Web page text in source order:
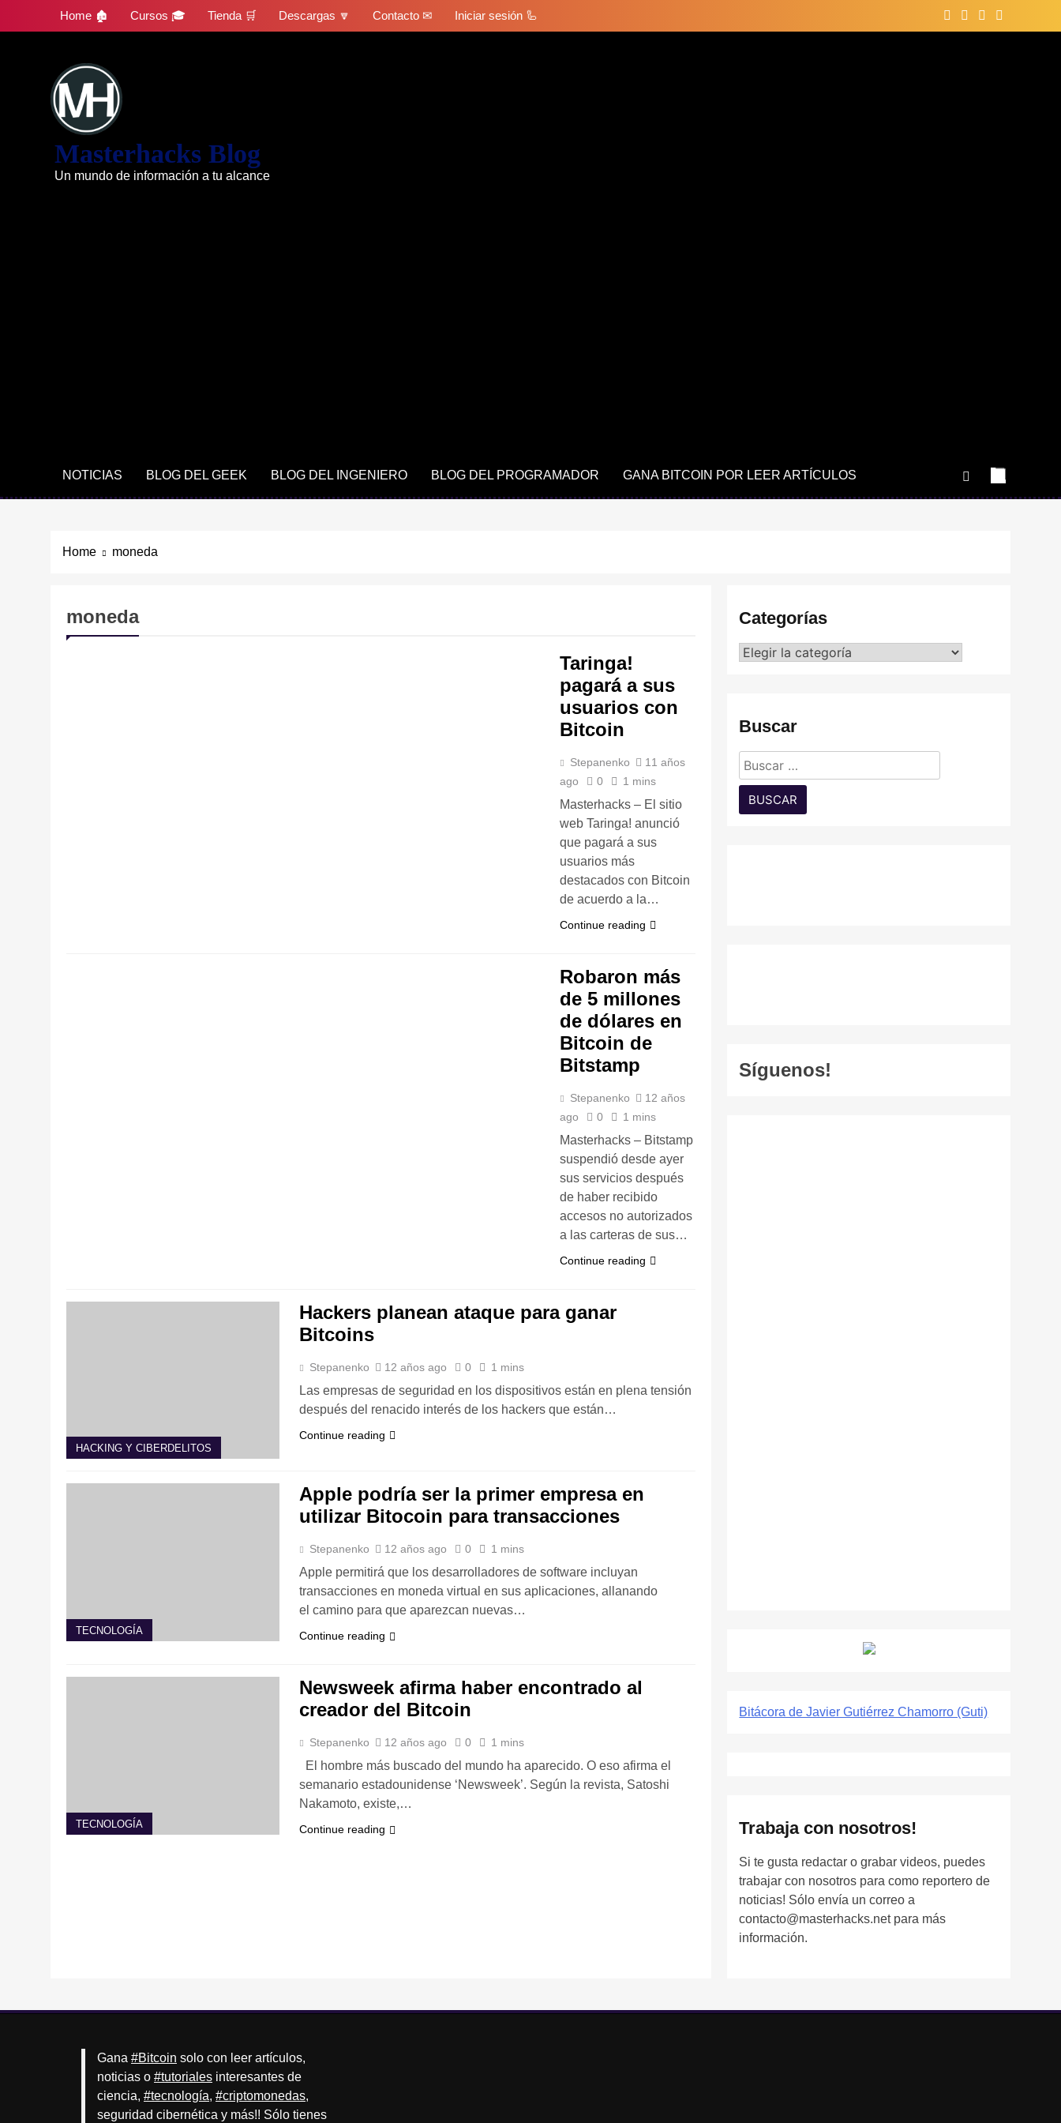
Home 🏚 Cursos 🎓 Tienda 🛒 Descargas 🔽 Contacto ✉ Iniciar sesión 🦾
Masterhacks Blog
Un mundo de información a tu alcance
NOTICIAS BLOG DEL GEEK BLOG DEL INGENIERO BLOG DEL PROGRAMADOR GANA BITCOIN POR LEER ARTÍCULOS
Home moneda
moneda
Taringa!
pagará a sus
usuarios con
Bitcoin
Stepanenko
11 años
ago
0 1 mins
Masterhacks – El sitio
web Taringa! anunció
que pagará a sus
usuarios más
destacados con Bitcoin
de acuerdo a la…
Continue reading
Robaron más
de 5 millones
de dólares en
Bitcoin de
Bitstamp
Stepanenko
12 años
ago
0 1 mins
Masterhacks – Bitstamp
suspendió desde ayer
sus servicios después
de haber recibido
accesos no autorizados
a las carteras de sus…
Continue reading
HACKING Y CIBERDELITOS
Hackers planean ataque para ganar
Bitcoins
Stepanenko 12 años ago 0 1 mins
Las empresas de seguridad en los dispositivos están en plena tensión
después del renacido interés de los hackers que están…
Continue reading
TECNOLOGÍA
Apple podría ser la primer empresa en
utilizar Bitocoin para transacciones
Stepanenko 12 años ago 0 1 mins
Apple permitirá que los desarrolladores de software incluyan
transacciones en moneda virtual en sus aplicaciones, allanando
el camino para que aparezcan nuevas…
Continue reading
TECNOLOGÍA
Newsweek afirma haber encontrado al
creador del Bitcoin
Stepanenko 12 años ago 0 1 mins
El hombre más buscado del mundo ha aparecido. O eso afirma el
semanario estadounidense ‘Newsweek’. Según la revista, Satoshi
Nakamoto, existe,…
Continue reading
Categorías
Categorías
Buscar
Buscar:
Síguenos!
Bitácora de Javier Gutiérrez Chamorro (Guti)
Trabaja con nosotros!
Si te gusta redactar o grabar videos, puedes
trabajar con nosotros para como reportero de
noticias! Sólo envía un correo a
contacto@masterhacks.net para más
información.
Gana #Bitcoin solo con leer artículos,
noticias o #tutoriales interesantes de
ciencia, #tecnología, #criptomonedas,
seguridad cibernética y más!! Sólo tienes